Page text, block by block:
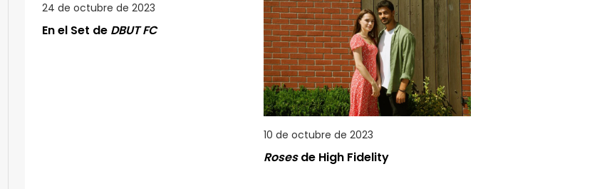
24 de octubre de 2023
En el Set de DBUT FC
10 de octubre de 2023
Rosesde High Fidelity